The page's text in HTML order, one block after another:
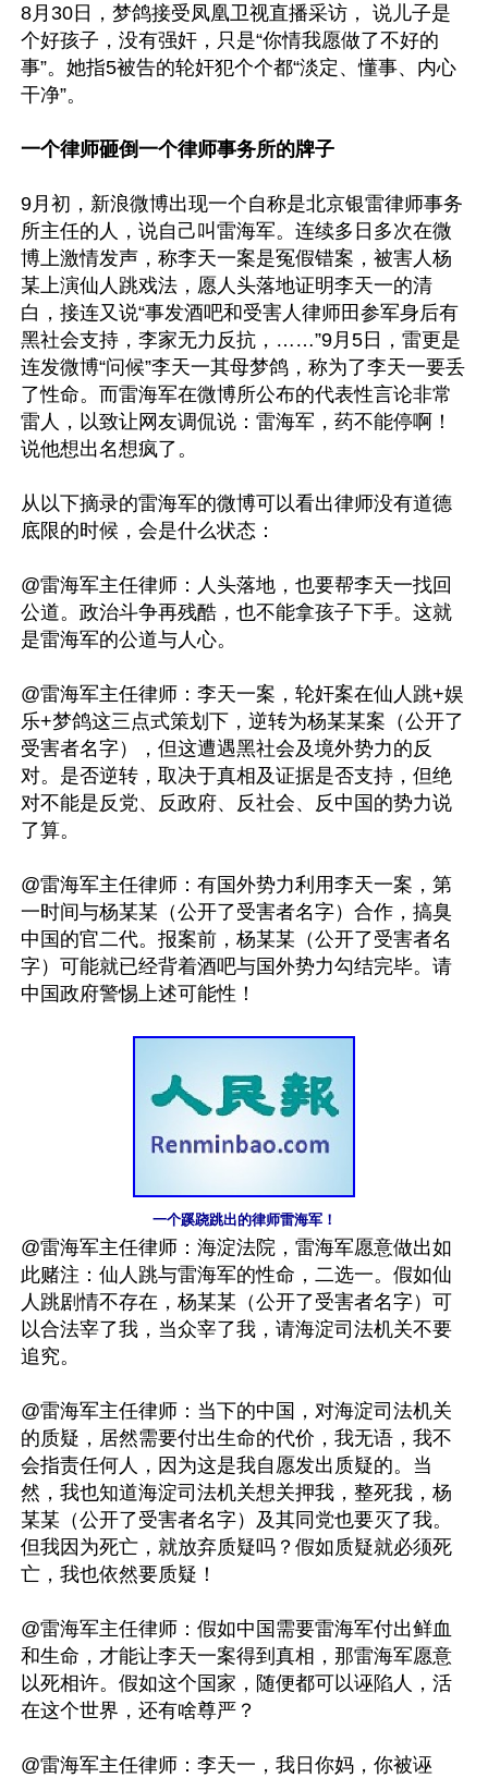
8月30日，梦鸽接受凤凰卫视直播采访， 说儿子是
个好孩子，没有强奸，只是“你情我愿做了不好的
事”。她指5被告的轮奸犯个个都“淡定、懂事、内心
干净”。
一个律师砸倒一个律师事务所的牌子
9月初，新浪微博出现一个自称是北京银雷律师事务
所主任的人，说自己叫雷海军。连续多日多次在微
博上激情发声，称李天一案是冤假错案，被害人杨
某上演仙人跳戏法，愿人头落地证明李天一的清
白，接连又说“事发酒吧和受害人律师田参军身后有
黑社会支持，李家无力反抗，……”9月5日，雷更是
连发微博“问候”李天一其母梦鸽，称为了李天一要丢
了性命。而雷海军在微博所公布的代表性言论非常
雷人，以致让网友调侃说：雷海军，药不能停啊！
说他想出名想疯了。
从以下摘录的雷海军的微博可以看出律师没有道德
底限的时候，会是什么状态：
@雷海军主任律师：人头落地，也要帮李天一找回
公道。政治斗争再残酷，也不能拿孩子下手。这就
是雷海军的公道与人心。
@雷海军主任律师：李天一案，轮奸案在仙人跳+娱
乐+梦鸽这三点式策划下，逆转为杨某某案（公开了
受害者名字），但这遭遇黑社会及境外势力的反
对。是否逆转，取决于真相及证据是否支持，但绝
对不能是反党、反政府、反社会、反中国的势力说
了算。
@雷海军主任律师：有国外势力利用李天一案，第
一时间与杨某某（公开了受害者名字）合作，搞臭
中国的官二代。报案前，杨某某（公开了受害者名
字）可能就已经背着酒吧与国外势力勾结完毕。请
中国政府警惕上述可能性！
一个蹊跷跳出的律师雷海军！
@雷海军主任律师：海淀法院，雷海军愿意做出如
此赌注：仙人跳与雷海军的性命，二选一。假如仙
人跳剧情不存在，杨某某（公开了受害者名字）可
以合法宰了我，当众宰了我，请海淀司法机关不要
追究。
@雷海军主任律师：当下的中国，对海淀司法机关
的质疑，居然需要付出生命的代价，我无语，我不
会指责任何人，因为这是我自愿发出质疑的。当
然，我也知道海淀司法机关想关押我，整死我，杨
某某（公开了受害者名字）及其同党也要灭了我。
但我因为死亡，就放弃质疑吗？假如质疑就必须死
亡，我也依然要质疑！
@雷海军主任律师：假如中国需要雷海军付出鲜血
和生命，才能让李天一案得到真相，那雷海军愿意
以死相许。假如这个国家，随便都可以诬陷人，活
在这个世界，还有啥尊严？
@雷海军主任律师：李天一，我日你妈，你被诬